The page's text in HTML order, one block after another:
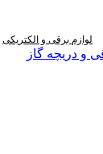
لوازم برقی و الکتریکی
و دریچه گاز